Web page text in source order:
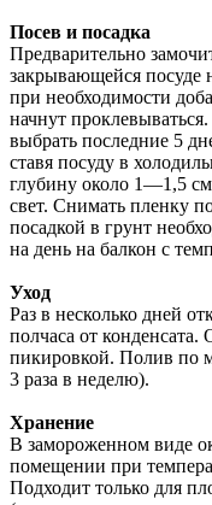
Посев и посадка
Предварительно
закрывающейся посуде
при необходимости
начнут
выбрать последние 5
ставя посуду в
глубину около 1—1,5
свет. Снимать пленку
посадкой в грунт
на день на балкон с
Уход
Раз в несколько дней
полчаса от
пикировкой. Полив по
3 раза в неделю).
Хранение
В замороженном виде
помещении при
Подходит только для